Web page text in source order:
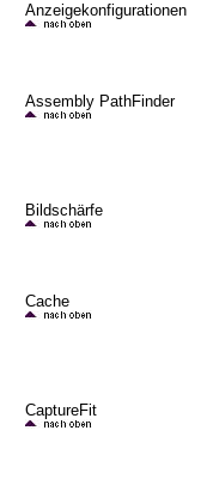
Anzeigekonfigurationen
Assembly PathFinder
Bildschärfe
Cache
CaptureFit